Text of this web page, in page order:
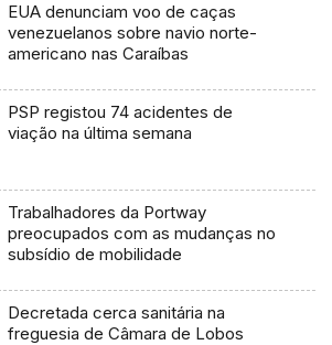
EUA denunciam voo de caças
venezuelanos sobre navio norte-
americano nas Caraíbas
PSP registou 74 acidentes de
viação na última semana
Trabalhadores da Portway
preocupados com as mudanças no
subsídio de mobilidade
Decretada cerca sanitária na
freguesia de Câmara de Lobos